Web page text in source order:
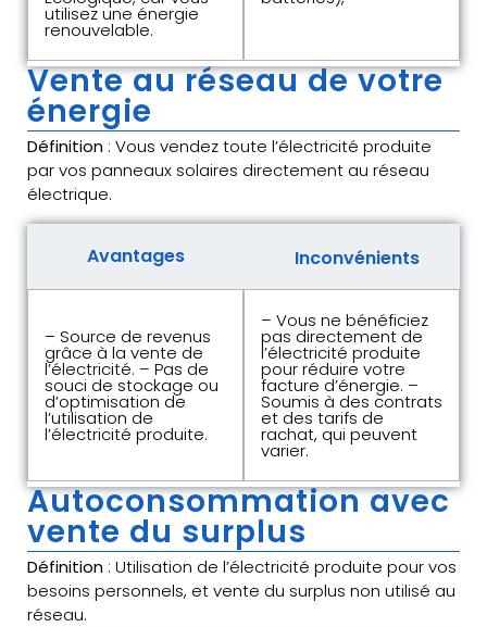
utilisez une énergie
renouvelable.
Vente au réseau de votre
énergie
Définition : Vous vendez toute l’électricité produite
par vos panneaux solaires directement au réseau
électrique.
Avantages Inconvénients
– Source de revenus
grâce à la vente de
l’électricité. – Pas de
souci de stockage ou
d’optimisation de
l’utilisation de
l’électricité produite.
– Vous ne bénéficiez
pas directement de
l’électricité produite
pour réduire votre
facture d’énergie. –
Soumis à des contrats
et des tarifs de
rachat, qui peuvent
varier.
Autoconsommation avec
vente du surplus
Définition : Utilisation de l’électricité produite pour vos
besoins personnels, et vente du surplus non utilisé au
réseau.